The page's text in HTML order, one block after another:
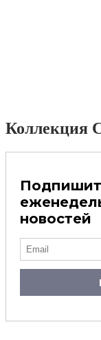
Коллекция
новостей